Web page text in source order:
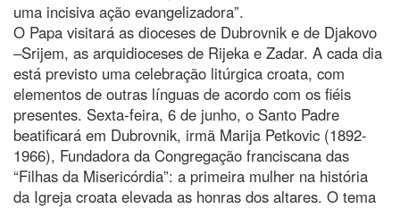
uma incisiva ação evangelizadora”.
O Papa visitará as dioceses de Dubrovnik e de Djakovo
–Srijem, as arquidioceses de Rijeka e Zadar. A cada dia
está previsto uma celebração litúrgica croata, com
elementos de outras línguas de acordo com os fiéis
presentes. Sexta-feira, 6 de junho, o Santo Padre
beatificará em Dubrovnik, irmã Marija Petkovic (1892-
1966), Fundadora da Congregação franciscana das
“Filhas da Misericórdia”: a primeira mulher na história
da Igreja croata elevada as honras dos altares. O tema